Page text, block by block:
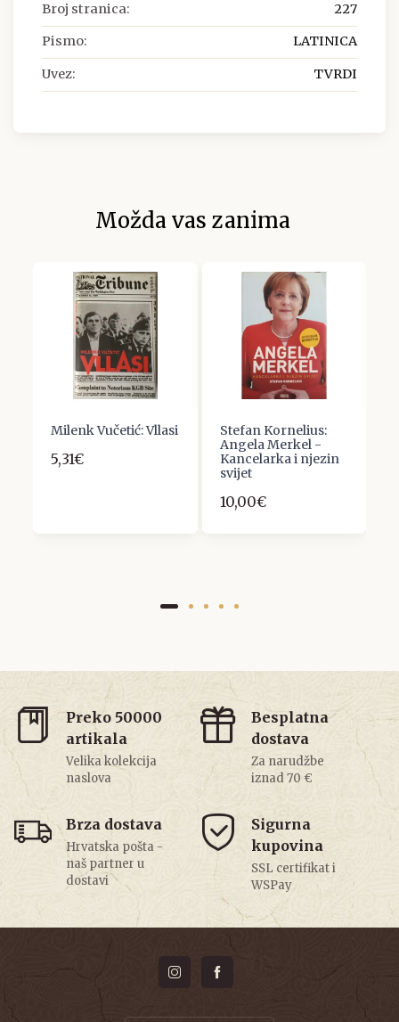
Broj stranica: 227
Pismo: LATINICA
Uvez: TVRDI
Možda vas zanima
Milenk Vučetić: Vllasi
5,31€
Stefan Kornelius:
Angela Merkel -
Kancelarka i njezin
svijet
10,00€
Preko 50000
artikala
Velika kolekcija
naslova
Besplatna
dostava
Za narudžbe
iznad 70 €
Brza dostava
Hrvatska pošta -
naš partner u
dostavi
Sigurna
kupovina
SSL certifikat i
WSPay